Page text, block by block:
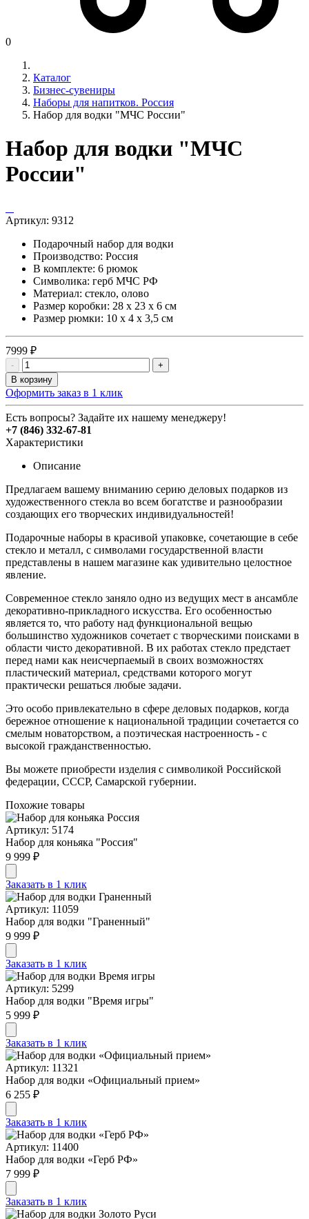
0
Каталог
Бизнес-сувениры
Наборы для напитков. Россия
Набор для водки "МЧС России"
Набор для водки "МЧС
России"
Артикул: 9312
Подарочный набор для водки
Производство: Россия
В комплекте: 6 рюмок
Символика: герб МЧС РФ
Материал: стекло, олово
Размер коробки: 28 х 23 х 6 см
Размер рюмки: 10 х 4 х 3,5 см
7999 ₽
-
+
В корзину
Оформить заказ в 1 клик
Есть вопросы? Задайте их нашему менеджеру!
+7 (846) 332-67-81
Характеристики
Описание
Предлагаем вашему вниманию серию деловых подарков из
художественного стекла во всем богатстве и разнообразии
создающих его творческих индивидуальностей!
Подарочные наборы в красивой упаковке, сочетающие в себе
стекло и металл, с символами государственной власти
представлены в нашем магазине как удивительно целостное
явление.
Современное стекло заняло одно из ведущих мест в ансамбле
декоративно-прикладного искусства. Его особенностью
является то, что работу над функциональной вещью
большинство художников сочетает с творческими поисками в
области чисто декоративной. В их работах стекло предстает
перед нами как неисчерпаемый в своих возможностях
пластический материал, средствами которого могут
практически решаться любые задачи.
Это особо привлекательно в сфере деловых подарков, когда
бережное отношение к национальной традиции сочетается со
смелым новаторством, а поэтическая настроенность - с
высокой гражданственностью.
Вы можете приобрести изделия с символикой Российской
федерации, СССР, Самарской губернии.
Похожие товары
Артикул: 5174
Набор для коньяка "Россия"
9 999 ₽
Заказать в 1 клик
Артикул: 11059
Набор для водки "Граненный"
9 999 ₽
Заказать в 1 клик
Артикул: 5299
Набор для водки "Время игры"
5 999 ₽
Заказать в 1 клик
Артикул: 11321
Набор для водки «Официальный прием»
6 255 ₽
Заказать в 1 клик
Артикул: 11400
Набор для водки «Герб РФ»
7 999 ₽
Заказать в 1 клик